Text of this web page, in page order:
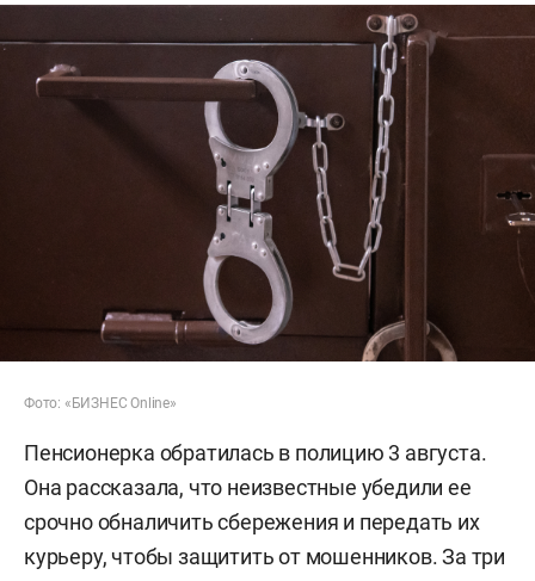
Фото: «БИЗНЕС Online»
Пенсионерка обратилась в полицию 3 августа.
Она рассказала, что неизвестные убедили ее
срочно обналичить сбережения и передать их
курьеру, чтобы защитить от мошенников. За три